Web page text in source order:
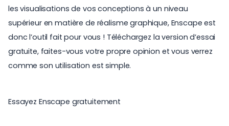
les visualisations de vos conceptions à un niveau
supérieur en matière de réalisme graphique, Enscape est
donc l’outil fait pour vous ! Téléchargez la version d’essai
gratuite, faites-vous votre propre opinion et vous verrez
comme son utilisation est simple.
Essayez Enscape gratuitement